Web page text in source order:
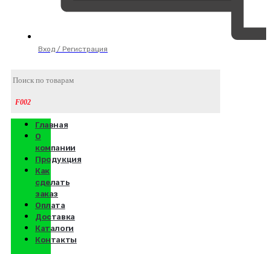
Вход / Регистрация
Главная
О
компании
Продукция
Как
сделать
заказ
Оплата
Доставка
Каталоги
Контакты